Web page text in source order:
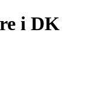
i DK